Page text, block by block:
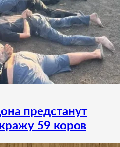
предстанут
59 коров